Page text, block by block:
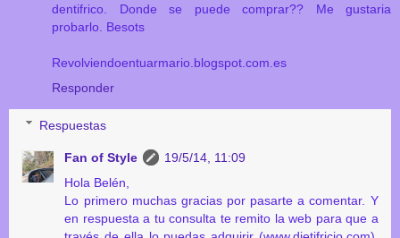
dentifrico. Donde se puede comprar?? Me gustaria
probarlo. Besots
Revolviendoentuarmario.blogspot.com.es
Responder
Respuestas
Fan of Style
19/5/14, 11:09
Hola Belén,
Lo primero muchas gracias por pasarte a comentar. Y
en respuesta a tu consulta te remito la web para que a